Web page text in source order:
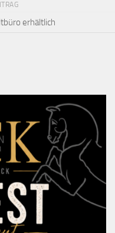
erhältlich